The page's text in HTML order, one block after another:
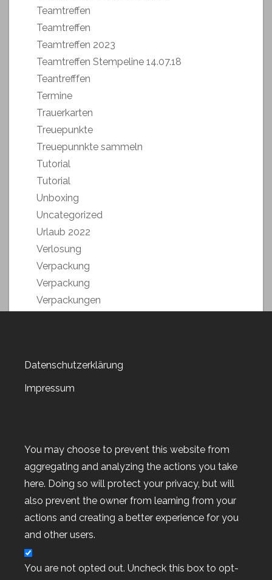
Teamtreffen
Teamtreffen
Teamtreffen 2023
Teamtreffen Stempeline 14.07.18
Teantrefffen
Termine
Trauerkarten
Treuepunkte
Treuepunnkte sammeln
Tutorial
Tutorial
Unboxing
Uncategorized
Urlaub 2022
Verlosung
Verpackung
Verpackung
Verpackungen
Weihnachten 2019
Weltkartenbasteltag
Weltkartenbasteltag 2022
Wert-Gutscheine
Workshop
Workshop-Goodies
Workshop-Termine
Workshop-Termine
Workshop-Termine 2024
Datenschutzerklärung
Impressum
You may choose to prevent this website from
aggregating and analyzing the actions you take
here. Doing so will protect your privacy, but will
also prevent the owner from learning from your
actions and creating a better experience for you
and other users.
You are not opted out. Uncheck this box to opt-